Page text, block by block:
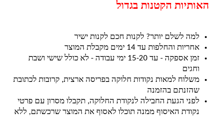
האותיות הקטנות בגדול
למה לשלם יותר? לקנות חכם לקנות ישיר
אחריות והחלפות עד 14 ימים מקבלת המוצר
זמן אספקה - עד 15-20 ימי עבודה - לא כולל שישי ושבת
וחגים
משלוח למאות נקודות חלוקה בפריסה ארצית, קרובות לכתובת
שהזנתם בהזמנה
לפני הגעת החבילה לנקודת החלוקה, תקבלו מסרון עם פרטי
נקודת האיסוף ממנה תוכלו לאסוף את המוצר שרכשתם, ללא